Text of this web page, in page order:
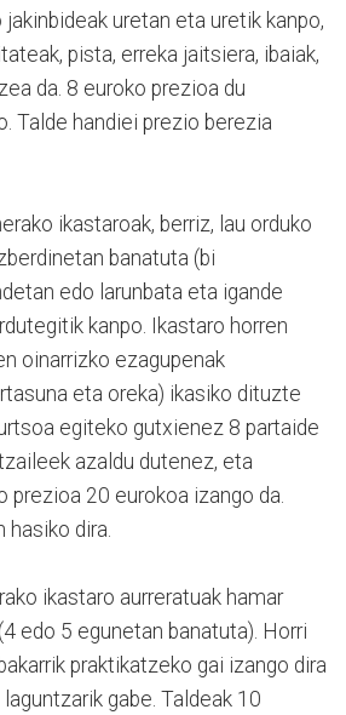
uretan eta uretik kanpo,
pista, erreka jaitsiera, ibaiak,
da. 8 euroko prezioa du
Talde handiei prezio berezia
ikastaroak, berriz, lau orduko
banatuta (bi
edo larunbata eta igande
kanpo. Ikastaro horren
oinarrizko ezagupenak
eta oreka) ikasiko dituzte
egiteko gutxienez 8 partaide
azaldu dutenez, eta
20 eurokoa izango da.
dira.
ikastaro aurreratuak hamar
edo 5 egunetan banatuta). Horri
praktikatzeko gai izango dira
gabe. Taldeak 10